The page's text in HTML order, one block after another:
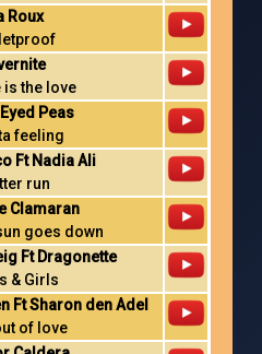
Roux
is the love
Peas
feeling
Ft Nadia Ali
run
Clamaran
goes down
Ft Dragonette
& Girls
Ft Sharon den Adel
of love